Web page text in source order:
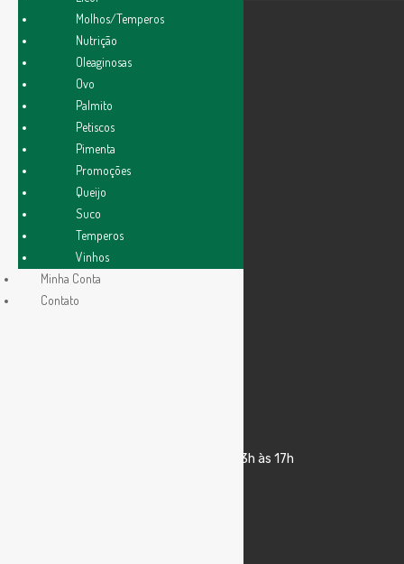
Segunda a sexta das 10h às 12h e das 13h às 17h
Molhos/Temperos
Nutrição
Oleaginosas
Ovo
Palmito
Petiscos
Pimenta
Promoções
Queijo
Suco
Temperos
Vinhos
Minha Conta
Contato